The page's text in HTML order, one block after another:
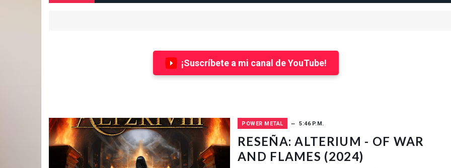
¡Suscríbete a mi canal de YouTube!
POWER METAL 5:46 P.M.
RESEÑA: ALTERIUM - OF WAR
AND FLAMES (2024)